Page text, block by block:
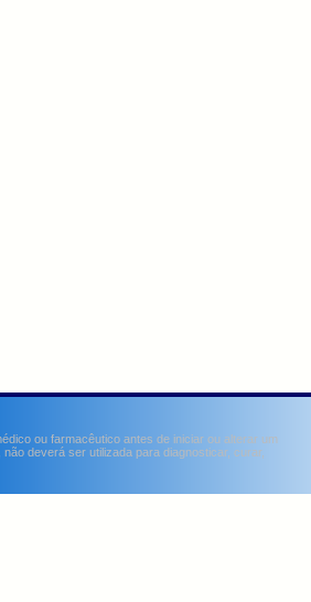
ou farmacêutico antes de iniciar ou alterar um
deverá ser utilizada para diagnosticar, curar,